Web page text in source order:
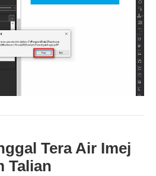
Tera Air Imej
Talian